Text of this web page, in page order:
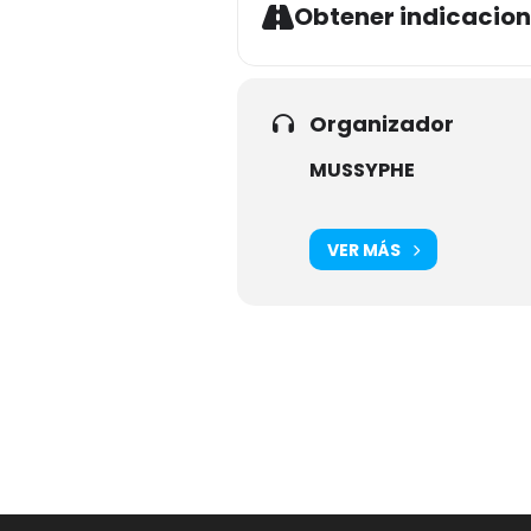
Obtener
Organizador
MUSSYPHE
VER MÁS